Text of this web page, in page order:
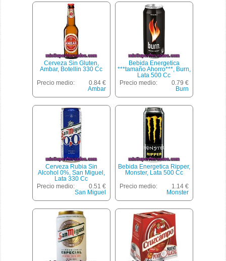
Cerveza Sin Gluten,
Ambar, Botellin 330 Cc
Precio medio:
0.84 €
Ambar
Bebida Energetica
***tamaño Ahorro***, Burn,
Lata 500 Cc
Precio medio:
0.79 €
Burn
Cerveza Rubia Sin
Alcohol 0%, San Miguel,
Lata 330 Cc
Precio medio:
0.51 €
San Miguel
Bebida Energetica Ripper,
Monster, Lata 500 Cc
Precio medio:
1.14 €
Monster